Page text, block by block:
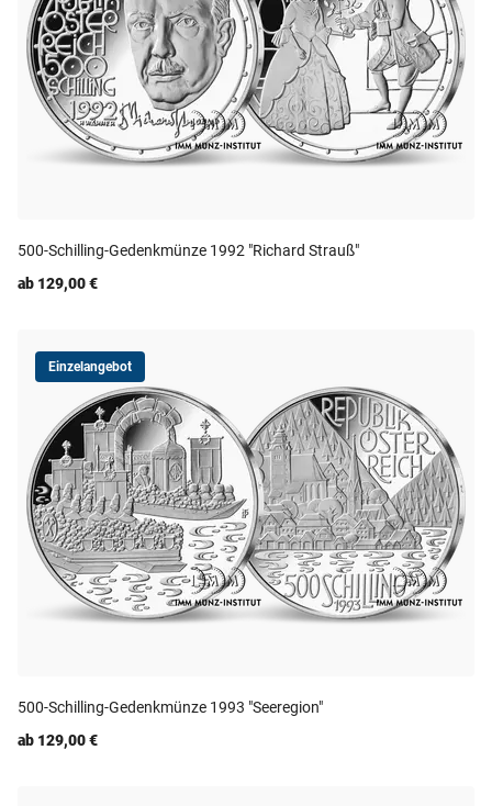
500-Schilling-Gedenkmünze 1992 "Richard Strauß"
ab 129,00 €
Einzelangebot
500-Schilling-Gedenkmünze 1993 "Seeregion"
ab 129,00 €